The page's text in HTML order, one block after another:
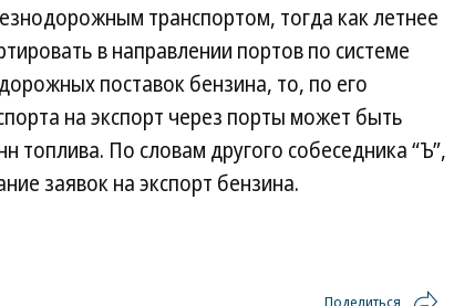
транспортом, тогда как летнее
в направлении портов по системе
поставок бензина, то, по его
на экспорт через порты может быть
топлива. По словам другого собеседника “Ъ”,
заявок на экспорт бензина.
Поделиться